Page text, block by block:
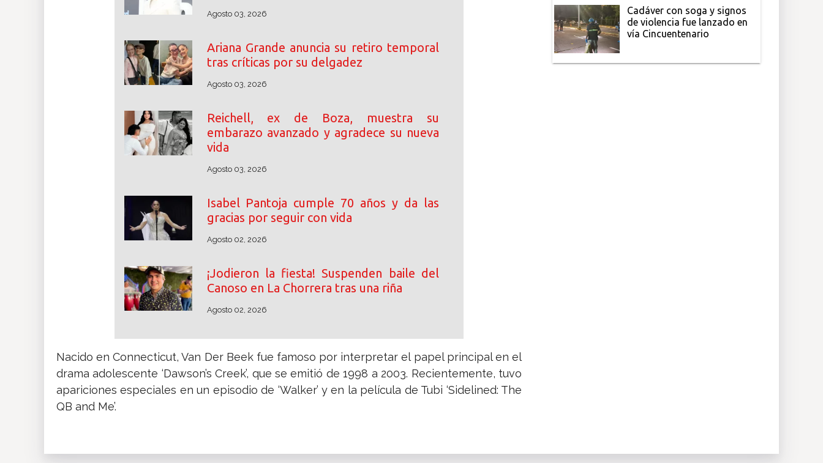
Agosto 03, 2026
Ariana Grande anuncia su retiro temporal
tras críticas por su delgadez
Agosto 03, 2026
Reichell, ex de Boza, muestra su
embarazo avanzado y agradece su nueva
vida
Agosto 03, 2026
Isabel Pantoja cumple 70 años y da las
gracias por seguir con vida
Agosto 02, 2026
¡Jodieron la fiesta! Suspenden baile del
Canoso en La Chorrera tras una riña
Agosto 02, 2026
Nacido en Connecticut, Van Der Beek fue famoso por interpretar el papel principal en el
drama adolescente ‘Dawson’s Creek’, que se emitió de 1998 a 2003. Recientemente, tuvo
apariciones especiales en un episodio de ‘Walker’ y en la película de Tubi ‘Sidelined: The
QB and Me’.
Cadáver con soga y signos
de violencia fue lanzado en
vía Cincuentenario